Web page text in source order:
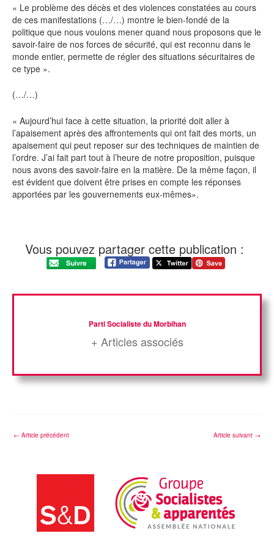
« Le problème des décès et des violences constatées au cours
de ces manifestations (…/…) montre le bien-fondé de la
politique que nous voulons mener quand nous proposons que le
savoir-faire de nos forces de sécurité, qui est reconnu dans le
monde entier, permette de régler des situations sécuritaires de
ce type ».
(…/…)
« Aujourd’hui face à cette situation, la priorité doit aller à
l’apaisement après des affrontements qui ont fait des morts, un
apaisement qui peut reposer sur des techniques de maintien de
l’ordre. J’ai fait part tout à l’heure de notre proposition, puisque
nous avons des savoir-faire en la matière. De la même façon, il
est évident que doivent être prises en compte les réponses
apportées par les gouvernements eux-mêmes».
Vous pouvez partager cette publication :
Parti Socialiste du Morbihan
+ Articles associés
← Article précédent Article suivant →